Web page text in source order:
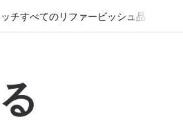
チすべてのリファービッシュ品